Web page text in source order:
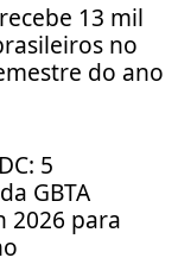
13 mil
no
do ano
5
GBTA
2026 para